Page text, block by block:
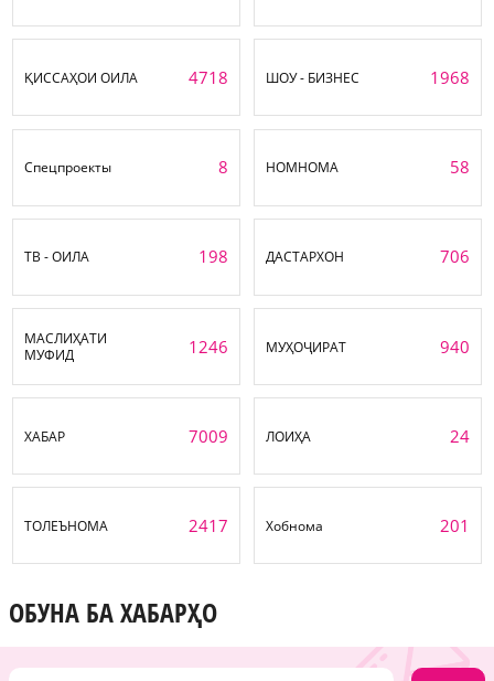
ҚИССАҲОИ ОИЛА 4718 ШОУ - БИЗНЕС 1968
Спецпроекты 8 НОМНОМА 58
ТВ - ОИЛА 198 ДАСТАРХОН 706
МАСЛИҲАТИ
МУФИД
1246 МУҲОҶИРАТ 940
ХАБАР 7009 ЛОИҲА 24
ТОЛЕЪНОМА 2417 Хобнома 201
ОБУНА БА ХАБАРҲО